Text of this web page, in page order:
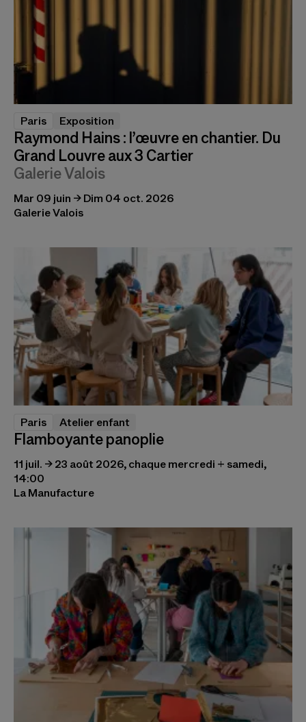
Paris Exposition
Raymond Hains : l’œuvre en chantier. Du
Grand Louvre aux 3 Cartier
Galerie Valois
Mar 09 juin → Dim 04 oct. 2026
Galerie Valois
Paris Atelier enfant
Flamboyante panoplie
11 juil. → 23 août 2026, chaque mercredi + samedi,
14:00
La Manufacture